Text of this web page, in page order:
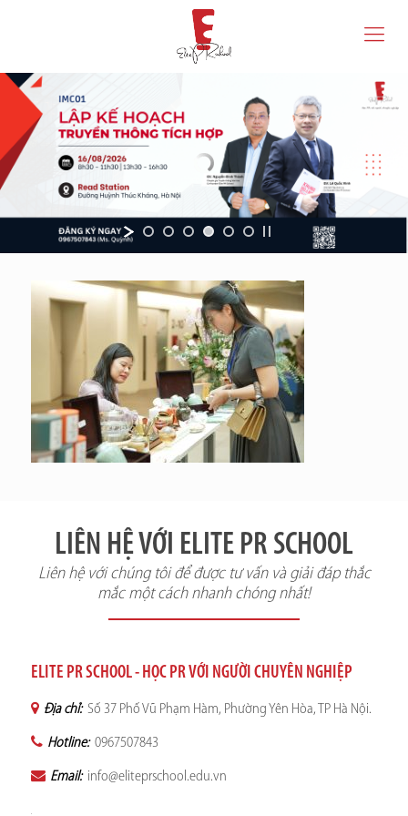
LIÊN HỆ VỚI ELITE PR SCHOOL
Liên hệ với chúng tôi để được tư vấn và giải đáp thắc
mắc một cách nhanh chóng nhất!
ELITE PR SCHOOL - HỌC PR VỚI NGƯỜI CHUYÊN NGHIỆP
Địa chỉ: Số 37 Phố Vũ Phạm Hàm, Phường Yên Hòa, TP Hà Nội.
Hotline: 0967507843
Email: info@eliteprschool.edu.vn